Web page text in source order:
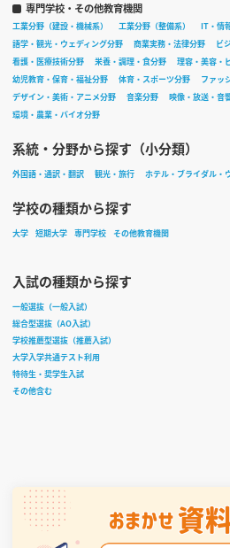
専門学校・その他教育機関
工業分野（建設・機械系） 工業分野（整備系） IT・情
語学・観光・ウェディング分野
商業実務・法律分野 ビ
看護・医療技術分野
栄養・調理・食分野
理容・美容・
幼児教育・保育・福祉分野
体育・スポーツ分野
ファッ
デザイン・美術・アニメ分野
音楽分野 映像・放送・音
環境・農業・バイオ分野
系統・分野から探す（小分類）
外国語・通訳・翻訳 観光・旅行 ホテル・ブライダル・
学校の種類から探す
大学 短期大学 専門学校 その他教育機関
入試の種類から探す
一般選抜（一般入試）
総合型選抜（AO入試）
学校推薦型選抜（推薦入試）
大学入学共通テスト利用
特待生・奨学生入試
その他含む